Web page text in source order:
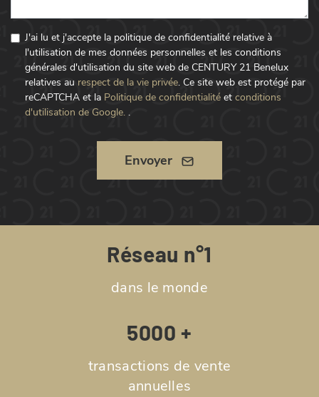
J'ai lu et j'accepte la politique de confidentialité relative à
l'utilisation de mes données personnelles et les conditions
générales d'utilisation du site web de CENTURY 21 Benelux
relatives au respect de la vie privée. Ce site web est protégé par
reCAPTCHA et la Politique de confidentialité et conditions
d'utilisation de Google. .
Envoyer
Réseau n°1
dans le monde
5000 +
transactions de vente
annuelles